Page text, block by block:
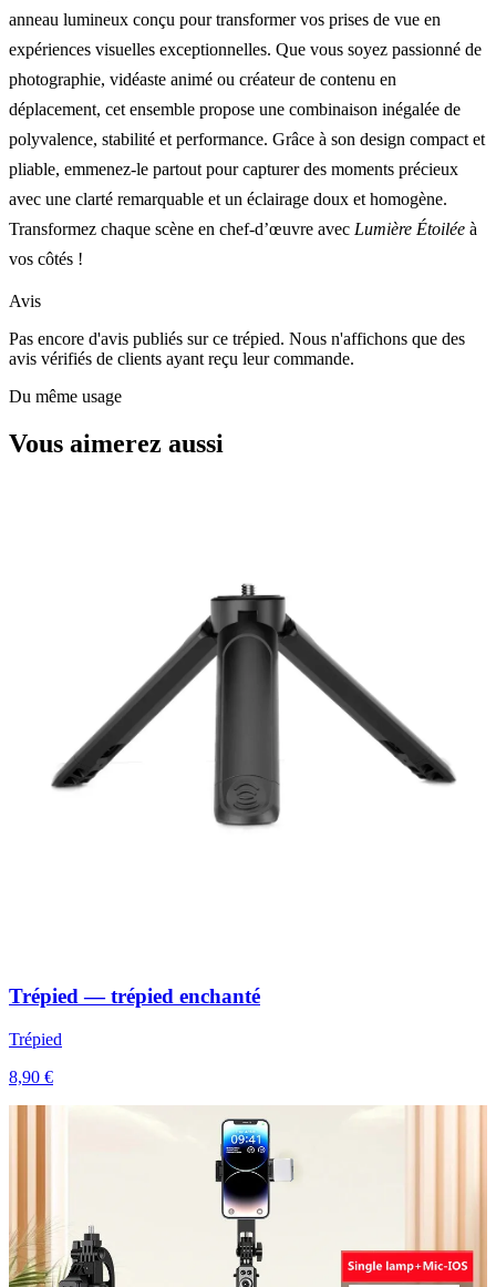
anneau lumineux conçu pour transformer vos prises de vue en
expériences visuelles exceptionnelles. Que vous soyez passionné de
photographie, vidéaste animé ou créateur de contenu en
déplacement, cet ensemble propose une combinaison inégalée de
polyvalence, stabilité et performance. Grâce à son design compact et
pliable, emmenez-le partout pour capturer des moments précieux
avec une clarté remarquable et un éclairage doux et homogène.
Transformez chaque scène en chef-d’œuvre avec Lumière Étoilée à
vos côtés !
Avis
Pas encore d'avis publiés sur ce trépied. Nous n'affichons que des
avis vérifiés de clients ayant reçu leur commande.
Du même usage
Vous aimerez aussi
Trépied — trépied enchanté
Trépied
8,90 €